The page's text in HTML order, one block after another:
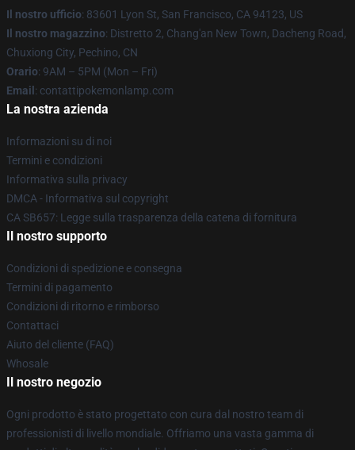
Il nostro ufficio: 83601 Lyon St, San Francisco, CA 94123, US
Il nostro magazzino: Distretto 2, Chang'an New Town, Dacheng Road,
Chuxiong City, Pechino, CN
Orario: 9AM – 5PM (Mon – Fri)
Email : contattipokemonlamp.com
La nostra azienda
Informazioni su di noi
Termini e condizioni
Informativa sulla privacy
DMCA - Informativa sul copyright
CA SB657: Legge sulla trasparenza della catena di fornitura
Il nostro supporto
Condizioni di spedizione e consegna
Termini di pagamento
Condizioni di ritorno e rimborso
Contattaci
Aiuto del cliente (FAQ)
Whosale
Il nostro negozio
Ogni prodotto è stato progettato con cura dal nostro team di
professionisti di livello mondiale. Offriamo una vasta gamma di